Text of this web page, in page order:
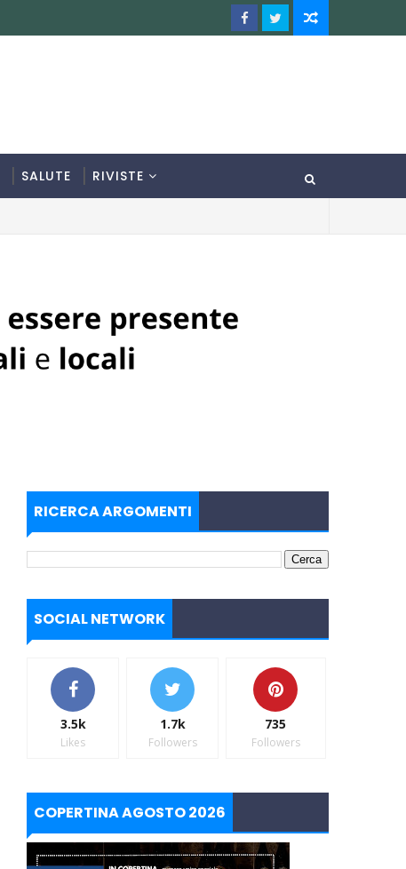
SALUTE RIVISTE
RICERCA ARGOMENTI
SOCIAL NETWORK
3.5k
Likes
1.7k
Followers
735
Followers
COPERTINA AGOSTO 2026